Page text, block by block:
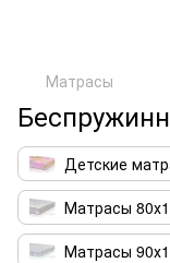
Матрасы
Детские
Матрасы
Матрасы